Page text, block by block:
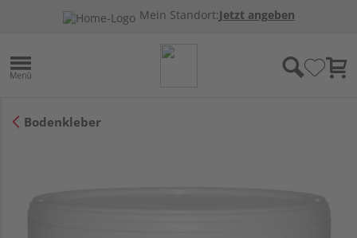
Mein Standort:Jetzt angeben
Bodenkleber